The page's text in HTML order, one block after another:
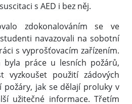
s AED i bez něj.
zdokonalováním se ve
navazovali na sobotní
s vyprošťovacím zařízením.
byla práce u lesních požárů,
vyzkoušet použití zádových
požáry, jak se dělají proluky v
užitečné informace. Třetím